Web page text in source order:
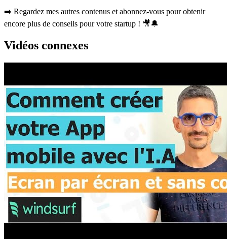
➡️ Regardez mes autres contenus et abonnez-vous pour obtenir
encore plus de conseils pour votre startup ! 🎥🔔
Vidéos connexes